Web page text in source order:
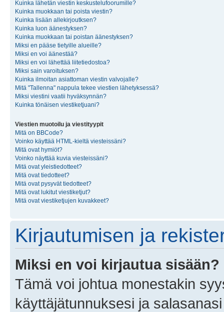
Kuinka lähetän viestin keskustelufoorumille?
Kuinka muokkaan tai poista viestin?
Kuinka lisään allekirjoutksen?
Kuinka luon äänestyksen?
Kuinka muokkaan tai poistan äänestyksen?
Miksi en pääse tietyille alueille?
Miksi en voi äänestää?
Miksi en voi lähettää liitetiedostoa?
Miksi sain varoituksen?
Kuinka ilmoitan asiattoman viestin valvojalle?
Mitä "Tallenna" nappula tekee viestien lähetyksessä?
Miksi viestini vaatii hyväksynnän?
Kuinka tönäisen viestiketjuani?
Viestien muotoilu ja viestityypit
Mitä on BBCode?
Voinko käyttää HTML-kieltä viesteissäni?
Mitä ovat hymiöt?
Voinko näyttää kuvia viesteissäni?
Mitä ovat yleistiedotteet?
Mitä ovat tiedotteet?
Mitä ovat pysyvät tiedotteet?
Mitä ovat lukitut viestiketjut?
Mitä ovat viestiketjujen kuvakkeet?
Kirjautumisen ja
Miksi en voi kirjautua sisään?
Tämä voi johtua monestakin
käyttäjätunnuksesi ja